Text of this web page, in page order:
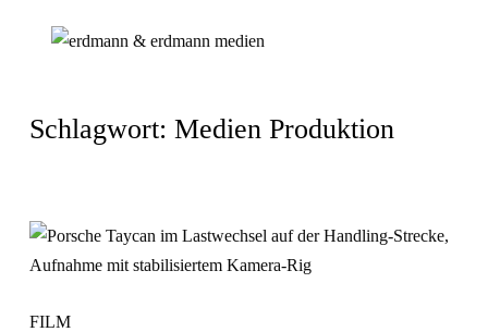
Schlagwort: Medien Produktion
FILM